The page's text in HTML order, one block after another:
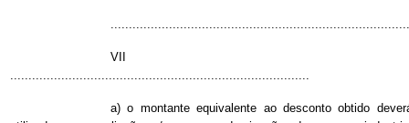
VII
..................................................................................
a) o montante equivalente ao desconto obtido